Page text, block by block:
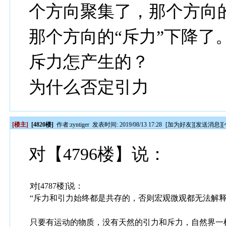
个方向聚集了，那个方向
那个方向的“斥力”下降了
斥力怎产生的？
为什么否定引力
[楼主] [4820楼] 作者:zyntiger 发表时间: 2019/08/13 17:28 [加为好友][发送消息][
对【4796楼】说：
对[4787楼]说：
“斥力和引力始终都是共存的，否则宏观微观都无法解
只要有运动的物质，没有天然的引力和斥力，自然界